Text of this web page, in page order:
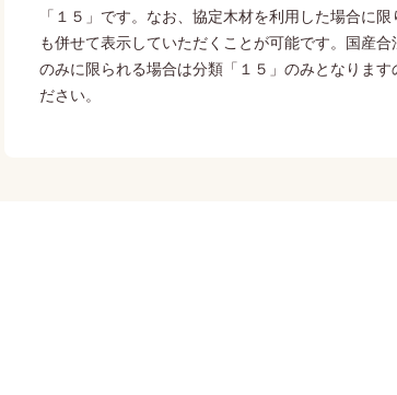
「１５」です。なお、協定木材を利用した場合に限
も併せて表示していただくことが可能です。国産合
のみに限られる場合は分類「１５」のみとなります
ださい。